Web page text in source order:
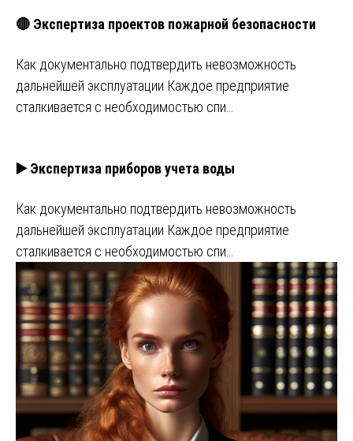
🔴 Экспертиза проектов пожарной безопасности
Как документально подтвердить невозможность
дальнейшей эксплуатации Каждое предприятие
сталкивается с необходимостью спи…
▶️ Экспертиза приборов учета воды
Как документально подтвердить невозможность
дальнейшей эксплуатации Каждое предприятие
сталкивается с необходимостью спи…